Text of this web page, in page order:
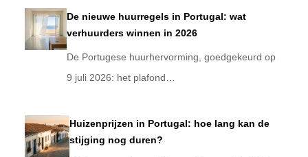
De nieuwe huurregels in Portugal: wat
verhuurders winnen in 2026
De Portugese huurhervorming, goedgekeurd op
9 juli 2026: het plafond…
Huizenprijzen in Portugal: hoe lang kan de
stijging nog duren?